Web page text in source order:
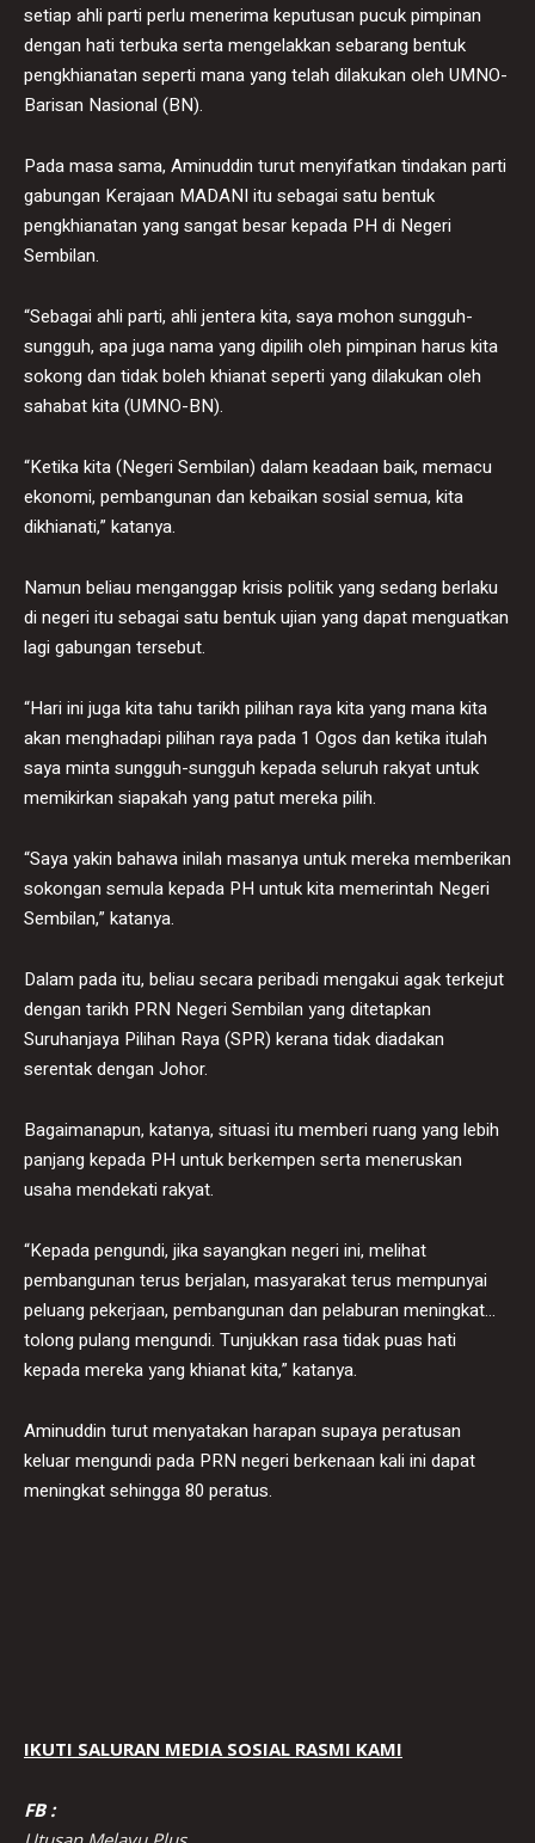
setiap ahli parti perlu menerima keputusan pucuk pimpinan
dengan hati terbuka serta mengelakkan sebarang bentuk
pengkhianatan seperti mana yang telah dilakukan oleh UMNO-
Barisan Nasional (BN).
Pada masa sama, Aminuddin turut menyifatkan tindakan parti
gabungan Kerajaan MADANI itu sebagai satu bentuk
pengkhianatan yang sangat besar kepada PH di Negeri
Sembilan.
“Sebagai ahli parti, ahli jentera kita, saya mohon sungguh-
sungguh, apa juga nama yang dipilih oleh pimpinan harus kita
sokong dan tidak boleh khianat seperti yang dilakukan oleh
sahabat kita (UMNO-BN).
“Ketika kita (Negeri Sembilan) dalam keadaan baik, memacu
ekonomi, pembangunan dan kebaikan sosial semua, kita
dikhianati,” katanya.
Namun beliau menganggap krisis politik yang sedang berlaku
di negeri itu sebagai satu bentuk ujian yang dapat menguatkan
lagi gabungan tersebut.
“Hari ini juga kita tahu tarikh pilihan raya kita yang mana kita
akan menghadapi pilihan raya pada 1 Ogos dan ketika itulah
saya minta sungguh-sungguh kepada seluruh rakyat untuk
memikirkan siapakah yang patut mereka pilih.
“Saya yakin bahawa inilah masanya untuk mereka memberikan
sokongan semula kepada PH untuk kita memerintah Negeri
Sembilan,” katanya.
Dalam pada itu, beliau secara peribadi mengakui agak terkejut
dengan tarikh PRN Negeri Sembilan yang ditetapkan
Suruhanjaya Pilihan Raya (SPR) kerana tidak diadakan
serentak dengan Johor.
Bagaimanapun, katanya, situasi itu memberi ruang yang lebih
panjang kepada PH untuk berkempen serta meneruskan
usaha mendekati rakyat.
“Kepada pengundi, jika sayangkan negeri ini, melihat
pembangunan terus berjalan, masyarakat terus mempunyai
peluang pekerjaan, pembangunan dan pelaburan meningkat…
tolong pulang mengundi. Tunjukkan rasa tidak puas hati
kepada mereka yang khianat kita,” katanya.
Aminuddin turut menyatakan harapan supaya peratusan
keluar mengundi pada PRN negeri berkenaan kali ini dapat
meningkat sehingga 80 peratus.
IKUTI SALURAN MEDIA SOSIAL RASMI KAMI
FB :